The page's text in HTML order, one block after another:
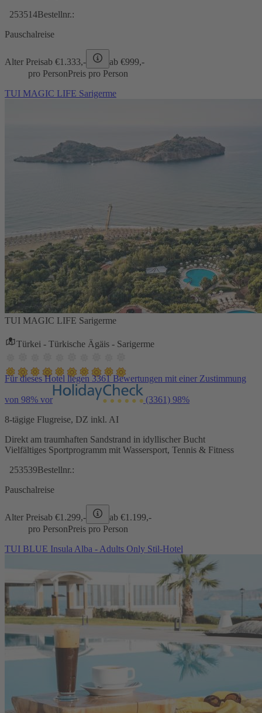
253514Bestellnr.:
Pauschalreise
Alter Preisab €1.333,- ab €999,-
pro PersonPreis pro Person
TUI MAGIC LIFE Sarigerme
TUI MAGIC LIFE Sarigerme
Türkei - Türkische Ägäis - Sarigerme
Für dieses Hotel liegen 3361 Bewertungen mit einer Zustimmung
von 98% vor (3361) 98%
8-tägige Flugreise, DZ inkl. AI
Direkt am traumhaften Sandstrand in idyllischer Bucht
Vielfältiges Sportprogramm mit Wassersport, Tennis & Fitness
253539Bestellnr.:
Pauschalreise
Alter Preisab €1.299,- ab €1.199,-
pro PersonPreis pro Person
TUI BLUE Insula Alba - Adults Only Stil-Hotel